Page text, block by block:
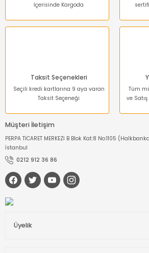
İçerisinde Kargoda
Taksit Seçenekleri
Seçili kredi kartlarına 9 aya varan
Taksit Seçeneği
Tüm
ve
Müşteri İletişim
PERPA TİCARET MERKEZİ B Blok Kat:8 No:1105
İstanbul
0212 912 36 86
Üyelik